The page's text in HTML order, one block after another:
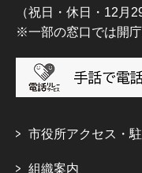
（祝日・休日・12月
※一部の窓口では開
市役所アクセス・
組織案内